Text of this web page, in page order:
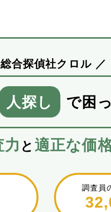
合探偵社クロル ／
人探し で困
と 適正な価
調査員